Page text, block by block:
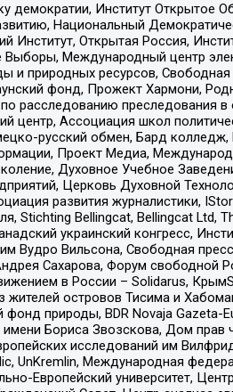
демократии, Институт Открытое
Национальный
Институт, Открытая Россия,
Международный центр
природных ресурсов, Свободная
фонд, Прожект Хармони,
расследованию преследования
центр, Ассоциация школ
русский обмен, Бард
Проект Медиа,
Духовное Учебное
Церковь Духовной
развития журналистики,
Stichting Bellingcat, Bellingcat Ltd,
украинский конгресс,
Вудро Вильсона, Свободная
Сахарова, Форум свободной
в России – Solidarus,
островов Тисима и
фонд природы, BDR Novaja
Бориса Звозскова, Дом
исследований им
UnKremlin, Международная
Европейский университет,